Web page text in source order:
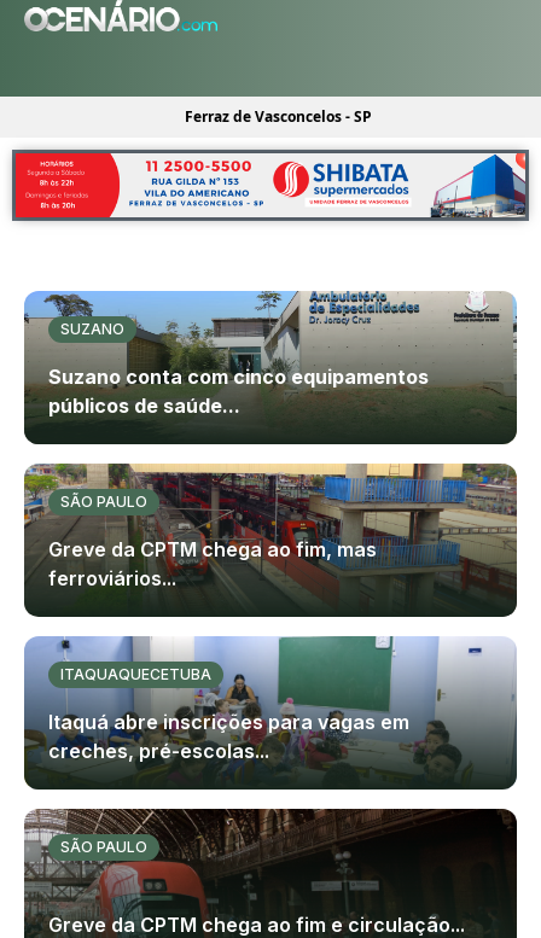
Ferraz de Vasconcelos - SP
SUZANO
Suzano conta com cinco equipamentos
públicos de saúde...
SÃO PAULO
Greve da CPTM chega ao fim, mas
ferroviários...
ITAQUAQUECETUBA
Itaquá abre inscrições para vagas em
creches, pré-escolas...
SÃO PAULO
Greve da CPTM chega ao fim e circulação...